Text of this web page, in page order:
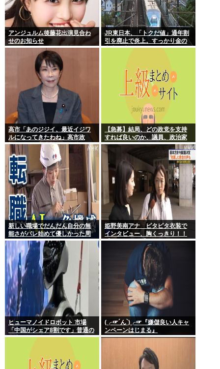
アンジュルム後藤花出演見合わ
せのお知らせ
JR東日本、「トクだ値」通年割
引を廃止で炎上。すっかり金の
亡者と成り下がったな
高市「あのジジイ、最近イジワ
ルになってきたわね」高市政
権、ついに麻生切り！嫌儲はど
っちにつくの
【急募】結局、どの政党を支持
すれば良いのか、議員、政治家
は全員悪か
新しい職場でだんだん自分の無
能さがバレ始めて優しかった周
りの人たちが徐々に冷たくなっ
ていく時ってゾクゾクするよな
姫野美南アナ ピタピタ衣装で
インタビュー、胸くっきり！！
【GIF動画あり】
ヒューマノイドロボット 市場
「中国がシェア8割です」普通の
日本人怒りのフェイクニュース
(╭☞´ん`)╭☞『嫌儲良い人キャ
ンペーンはじまる』